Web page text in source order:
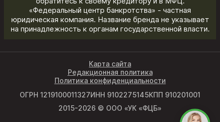
«Федеральный центр банкротства» - частная
юридическая компания. Название бренда не указывает
на принадлежность к органам государственной власти.
ОГРН 1219100011327ИНН 9102275145КПП 910201001
2015-2026 © ООО «УК «ФЦБ»
Карта сайта
Редакционная политика
Политика конфиденциальности